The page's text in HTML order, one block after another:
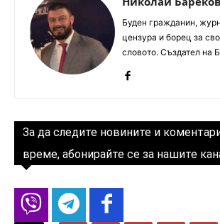
Буден гражданин,
цензура и борец за
словото. Създател на
За да следите новините и
време, абонирайте се за нашите